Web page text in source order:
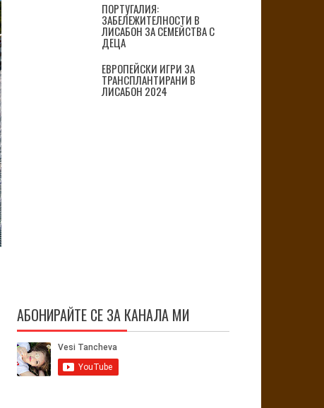
ПОРТУГАЛИЯ:
ЗАБЕЛЕЖИТЕЛНОСТИ В
ЛИСАБОН ЗА СЕМЕЙСТВА С
ДЕЦА
ЕВРОПЕЙСКИ ИГРИ ЗА
ТРАНСПЛАНТИРАНИ В
ЛИСАБОН 2024
АБОНИРАЙТЕ СЕ ЗА КАНАЛА МИ